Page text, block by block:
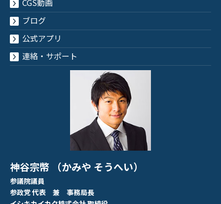
CGS動画
ブログ
公式アプリ
連絡・サポート
神谷宗幣 （かみや そうへい）
参議院議員
参政党 代表 兼 事務局長